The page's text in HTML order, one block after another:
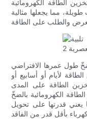
الطاقة الكهرومائية
مما يجعلها مثالية
طول عمرها الافتراضي
لأيام أو أسابيع أو
الطاقة على المدى
الكهرومائية بالضخّ
يعني قدرتها على تحويل